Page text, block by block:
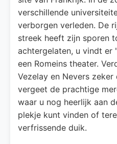
verschillende
verborgen verleden. De
streek heeft zijn sporen
achtergelaten, u vindt er
een Romeins theater.
Vezelay en Nevers
vergeet de prachtige
waar u nog heerlijk aan
plekje kunt vinden of
verfrissende duik.